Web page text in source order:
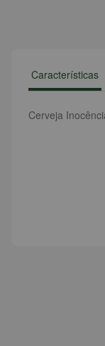
Características
Cerveja